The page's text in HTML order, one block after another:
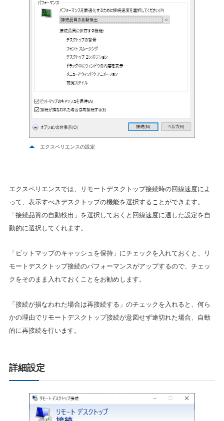
エクスペリエンスの設定
エクスペリエンスでは、リモートデスクトップ接続時の回線速度によ
って、表示すべきデスクトップの機能を選択することができます。
「接続品質の自動検出」を選択しておくと回線速度に適した設定を自
動的に選択してくれます。
「ビットマップのキャッシュを保持」にチェックを入れておくと、リ
モートデスクトップ接続のパフォーマンスがアップするので、チェッ
クをそのまま入れておくことをお勧めします。
「接続が損なわれた場合は再接続する」のチェックを入れると、何ら
かの理由でリモートデスクトップ接続が意図せず途切れた場合、自動
的に再接続を行います。
詳細設定